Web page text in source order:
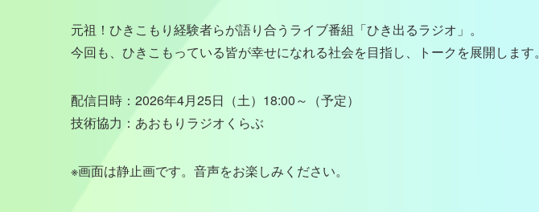
元祖！ひきこもり経験者らが語り合うライブ番組「ひき出るラジオ」。
今回も、ひきこもっている皆が幸せになれる社会を目指し、トークを展開します。
配信日時：2026年4月25日（土）18:00～（予定）
技術協力：あおもりラジオくらぶ
※画面は静止画です。音声をお楽しみください。